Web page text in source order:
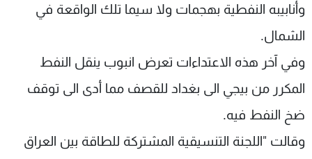
وأنابيبه النفطية بهجمات ولا سيما تلك الواقعة في
الشمال.
وفي آخر هذه الاعتداءات تعرض انبوب ينقل النفط
المكرر من بيجي الى بغداد للقصف مما أدى الى توقف
ضخ النفط فيه.
وقالت "اللجنة التنسيقية المشتركة للطاقة بين العراق